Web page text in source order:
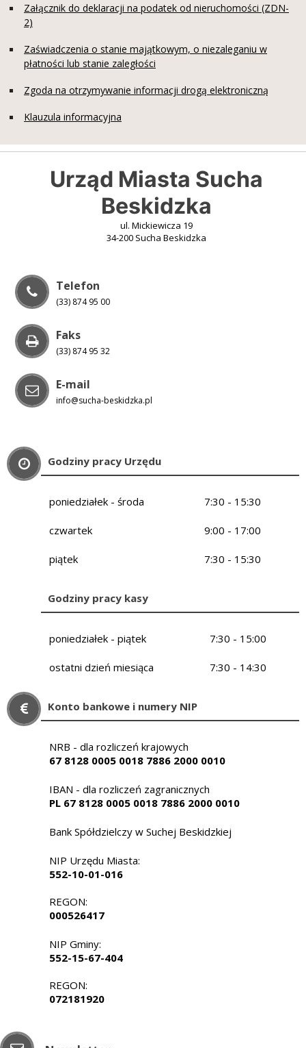
Załącznik do deklaracji na podatek od nieruchomości (ZDN-
2)
Zaświadczenia o stanie majątkowym, o niezaleganiu w
płatności lub stanie zaległości
Zgoda na otrzymywanie informacji drogą elektroniczną
Klauzula informacyjna
Urząd Miasta Sucha
Beskidzka
ul. Mickiewicza 19
34-200 Sucha Beskidzka
Telefon
(33) 874 95 00
Faks
(33) 874 95 32
E-mail
info@sucha-beskidzka.pl
Godziny pracy Urzędu
poniedziałek - środa 7:30 - 15:30
czwartek 9:00 - 17:00
piątek 7:30 - 15:30
Godziny pracy kasy
poniedziałek - piątek 7:30 - 15:00
ostatni dzień miesiąca 7:30 - 14:30
Konto bankowe i numery NIP
NRB - dla rozliczeń krajowych
67 8128 0005 0018 7886 2000 0010
IBAN - dla rozliczeń zagranicznych
PL 67 8128 0005 0018 7886 2000 0010
Bank Spółdzielczy w Suchej Beskidzkiej
NIP Urzędu Miasta:
552-10-01-016
REGON:
000526417
NIP Gminy:
552-15-67-404
REGON:
072181920